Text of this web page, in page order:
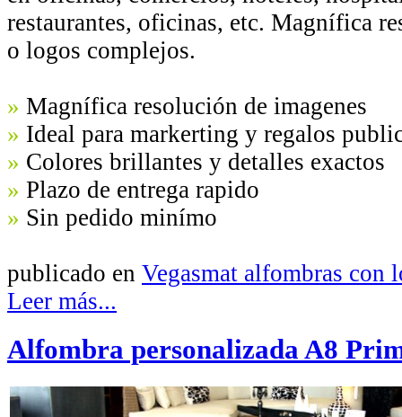
restaurantes, oficinas, etc. Magnífica
o logos complejos.
» Magnífica resolución de imagenes
» Ideal para markerting y regalos
» Colores brillantes y detalles exactos
» Plazo de entrega rapido
» Sin pedido minímo
publicado en Vegasmat alfombras con
Leer más...
Alfombra personalizada A8